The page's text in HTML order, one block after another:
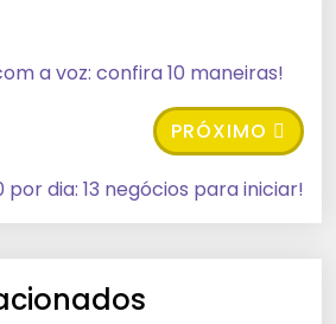
a voz: confira 10 maneiras!
PRÓXIMO
dia: 13 negócios para iniciar!